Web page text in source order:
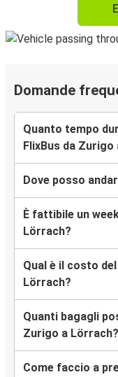
Domande
Quanto tempo
FlixBus da
Dove posso
È fattibile un
Lörrach?
Qual è il costo
Lörrach?
Quanti bagagli
Zurigo a Lörrach?
Come faccio a